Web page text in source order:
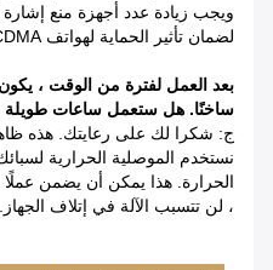
ويجب زيادة عدد أجهزة منع
لضمان تأثير الحماية لهواتف CDMA المحمولة.
بعد العمل لفترة من الوقت ،
ساخنًا. هل ستعمل ساعات طويلة
ج: شكرا لك على رعايتك. هذه
نستخدم الموصلية الحرارية
الحرارة. هذا يمكن أن يضمن عملًا
، لن تتسبب الآلة في إتلاف الجهاز.